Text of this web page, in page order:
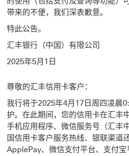
带来的不便，我们深表歉意。
特此公告。
汇丰银行（中国）有限公司
2025年5月1日
尊敬的汇丰信用卡客户：
我行将于2025年4月17日周四凌晨
护。在此期间，您的信用卡在汇丰
手机应用程序、微信服务号（汇丰
国信用卡客户服务热线、银联渠道
ApplePay、微信支付平台、支付